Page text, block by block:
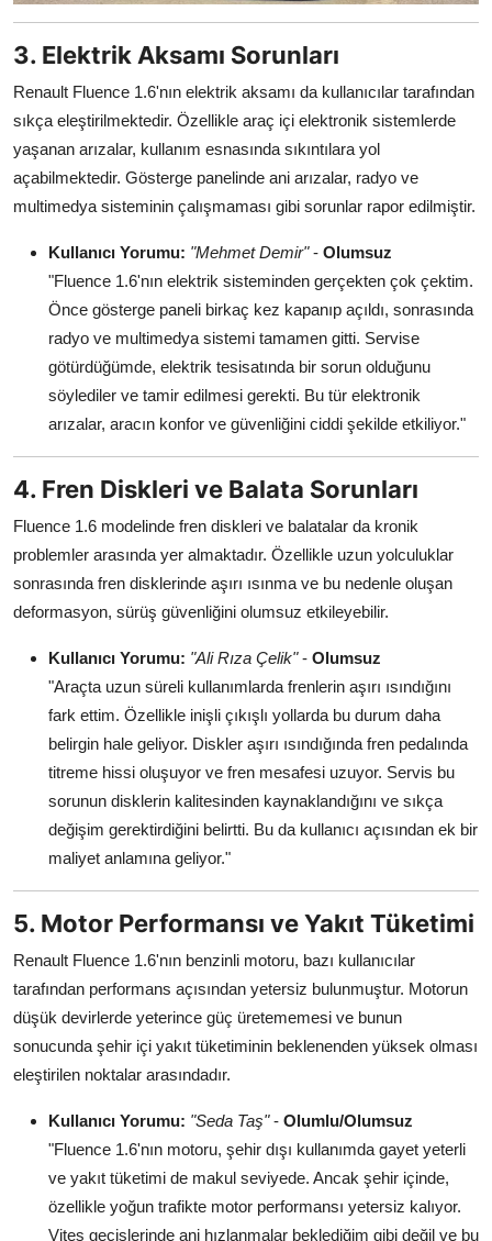
3. Elektrik Aksamı Sorunları
Renault Fluence 1.6'nın elektrik aksamı da kullanıcılar tarafından
sıkça eleştirilmektedir. Özellikle araç içi elektronik sistemlerde
yaşanan arızalar, kullanım esnasında sıkıntılara yol
açabilmektedir. Gösterge panelinde ani arızalar, radyo ve
multimedya sisteminin çalışmaması gibi sorunlar rapor edilmiştir.
Kullanıcı Yorumu: "Mehmet Demir"- Olumsuz
"Fluence 1.6'nın elektrik sisteminden gerçekten çok çektim.
Önce gösterge paneli birkaç kez kapanıp açıldı, sonrasında
radyo ve multimedya sistemi tamamen gitti. Servise
götürdüğümde, elektrik tesisatında bir sorun olduğunu
söylediler ve tamir edilmesi gerekti. Bu tür elektronik
arızalar, aracın konfor ve güvenliğini ciddi şekilde etkiliyor."
4. Fren Diskleri ve Balata Sorunları
Fluence 1.6 modelinde fren diskleri ve balatalar da kronik
problemler arasında yer almaktadır. Özellikle uzun yolculuklar
sonrasında fren disklerinde aşırı ısınma ve bu nedenle oluşan
deformasyon, sürüş güvenliğini olumsuz etkileyebilir.
Kullanıcı Yorumu: "Ali Rıza Çelik"- Olumsuz
"Araçta uzun süreli kullanımlarda frenlerin aşırı ısındığını
fark ettim. Özellikle inişli çıkışlı yollarda bu durum daha
belirgin hale geliyor. Diskler aşırı ısındığında fren pedalında
titreme hissi oluşuyor ve fren mesafesi uzuyor. Servis bu
sorunun disklerin kalitesinden kaynaklandığını ve sıkça
değişim gerektirdiğini belirtti. Bu da kullanıcı açısından ek bir
maliyet anlamına geliyor."
5. Motor Performansı ve Yakıt Tüketimi
Renault Fluence 1.6'nın benzinli motoru, bazı kullanıcılar
tarafından performans açısından yetersiz bulunmuştur. Motorun
düşük devirlerde yeterince güç üretememesi ve bunun
sonucunda şehir içi yakıt tüketiminin beklenenden yüksek olması
eleştirilen noktalar arasındadır.
Kullanıcı Yorumu: "Seda Taş"- Olumlu/Olumsuz
"Fluence 1.6'nın motoru, şehir dışı kullanımda gayet yeterli
ve yakıt tüketimi de makul seviyede. Ancak şehir içinde,
özellikle yoğun trafikte motor performansı yetersiz kalıyor.
Vites geçişlerinde ani hızlanmalar beklediğim gibi değil ve bu